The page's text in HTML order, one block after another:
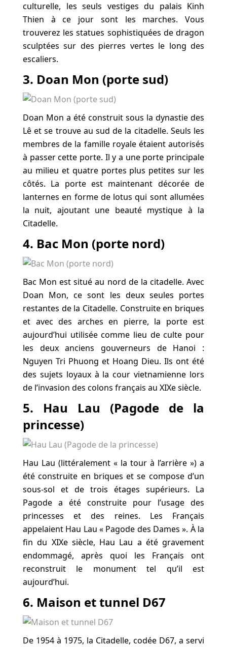
culturelle, les seuls vestiges du palais Kinh
Thien à ce jour sont les marches. Vous
trouverez les statues sophistiquées de dragon
sculptées sur des pierres vertes le long des
escaliers.
3. Doan Mon (porte sud)
Doan Mon a été construit sous la dynastie des
Lê et se trouve au sud de la citadelle. Seuls les
membres de la famille royale étaient autorisés
à passer cette porte. Il y a une porte principale
au milieu et quatre portes plus petites sur les
côtés. La porte est maintenant décorée de
lanternes en forme de lotus qui sont allumées
la nuit, ajoutant une beauté mystique à la
Citadelle.
4. Bac Mon (porte nord)
Bac Mon est situé au nord de la citadelle. Avec
Doan Mon, ce sont les deux seules portes
restantes de la Citadelle. Construite en briques
et avec des arches en pierre, la porte est
aujourd’hui utilisée comme lieu de culte pour
les deux anciens gouverneurs de Hanoi :
Nguyen Tri Phuong et Hoang Dieu. Ils ont été
des sujets loyaux à la cour vietnamienne lors
de l’invasion des colons français au XIXe siècle.
5. Hau Lau (Pagode de la
princesse)
Hau Lau (littéralement « la tour à l’arrière ») a
été construite en briques et se compose d’un
sous-sol et de trois étages supérieurs. La
Pagode a été construite pour l’usage des
princesses et des reines. Les Français
appelaient Hau Lau « Pagode des Dames ». À la
fin du XIXe siècle, Hau Lau a été gravement
endommagé, après quoi les Français ont
reconstruit le monument tel qu’il est
aujourd’hui.
6. Maison et tunnel D67
De 1954 à 1975, la Citadelle, codée D67, a servi